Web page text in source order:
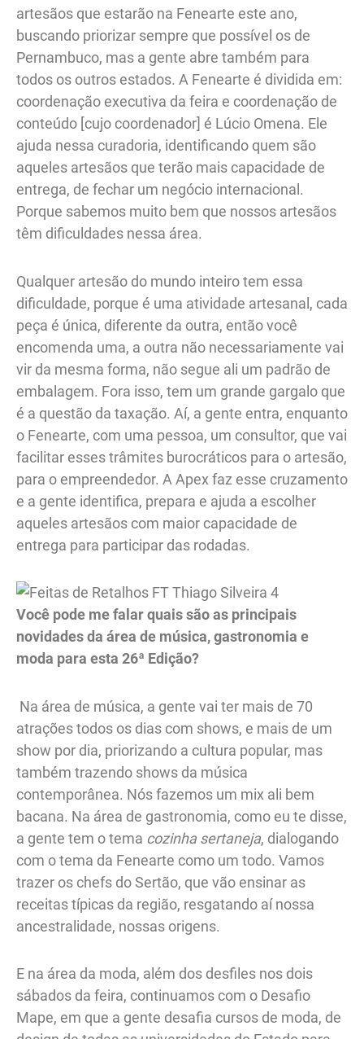
artesãos que estarão na Fenearte este ano,
buscando priorizar sempre que possível os de
Pernambuco, mas a gente abre também para
todos os outros estados. A Fenearte é dividida em:
coordenação executiva da feira e coordenação de
conteúdo [cujo coordenador] é Lúcio Omena. Ele
ajuda nessa curadoria, identificando quem são
aqueles artesãos que terão mais capacidade de
entrega, de fechar um negócio internacional.
Porque sabemos muito bem que nossos artesãos
têm dificuldades nessa área.
Qualquer artesão do mundo inteiro tem essa
dificuldade, porque é uma atividade artesanal, cada
peça é única, diferente da outra, então você
encomenda uma, a outra não necessariamente vai
vir da mesma forma, não segue ali um padrão de
embalagem. Fora isso, tem um grande gargalo que
é a questão da taxação. Aí, a gente entra, enquanto
o Fenearte, com uma pessoa, um consultor, que vai
facilitar esses trâmites burocráticos para o artesão,
para o empreendedor. A Apex faz esse cruzamento
e a gente identifica, prepara e ajuda a escolher
aqueles artesãos com maior capacidade de
entrega para participar das rodadas.
Você pode me falar quais são as principais
novidades da área de música, gastronomia e
moda para esta 26ª Edição?
Na área de música, a gente vai ter mais de 70
atrações todos os dias com shows, e mais de um
show por dia, priorizando a cultura popular, mas
também trazendo shows da música
contemporânea. Nós fazemos um mix ali bem
bacana. Na área de gastronomia, como eu te disse,
a gente tem o tema cozinha sertaneja, dialogando
com o tema da Fenearte como um todo. Vamos
trazer os chefs do Sertão, que vão ensinar as
receitas típicas da região, resgatando aí nossa
ancestralidade, nossas origens.
E na área da moda, além dos desfiles nos dois
sábados da feira, continuamos com o Desafio
Mape, em que a gente desafia cursos de moda, de